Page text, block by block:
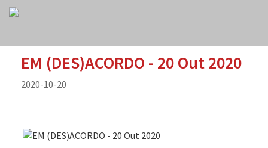
EM (DES)ACORDO - 20 Out 2020
2020-10-20